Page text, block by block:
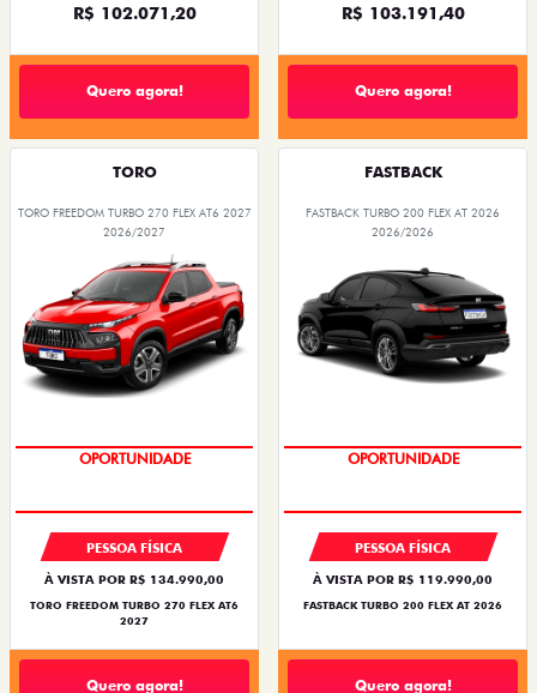
R$ 102.071,20
Quero agora!
R$ 103.191,40
Quero agora!
TORO
TORO FREEDOM TURBO 270 FLEX AT6 2027
2026/2027
PESSOA FÍSICA
À VISTA POR R$ 134.990,00
TORO FREEDOM TURBO 270 FLEX AT6
2027
Quero agora!
FASTBACK
FASTBACK TURBO 200 FLEX AT 2026
2026/2026
OPORTUNIDADE
PESSOA FÍSICA
À VISTA POR R$ 119.990,00
FASTBACK TURBO 200 FLEX AT 2026
Quero agora!